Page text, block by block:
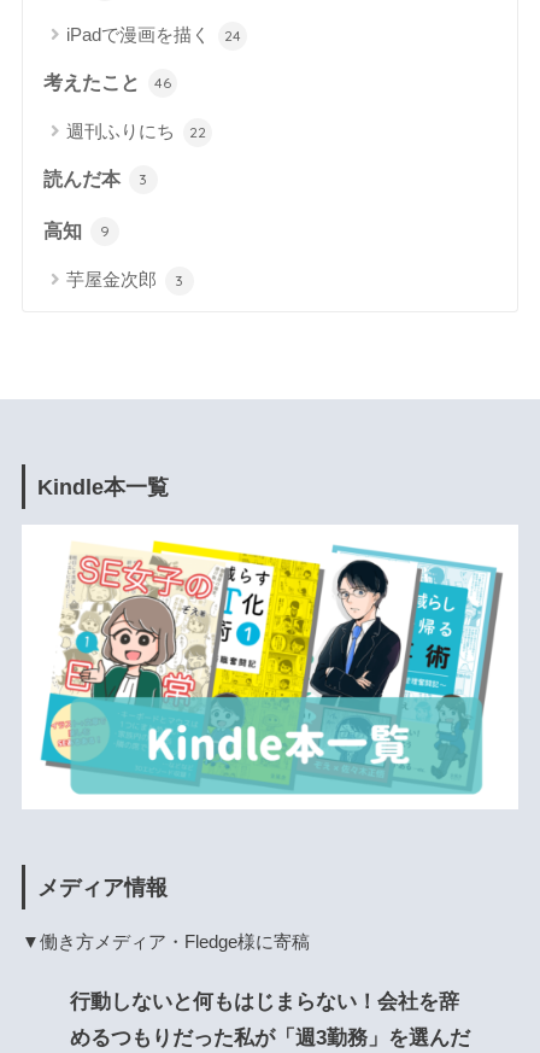
iPadで漫画を描く 24
考えたこと 46
週刊ふりにち 22
読んだ本 3
高知 9
芋屋金次郎 3
Kindle本一覧
メディア情報
▼働き方メディア・Fledge様に寄稿
行動しないと何もはじまらない！会社を辞
めるつもりだった私が「週3勤務」を選んだ